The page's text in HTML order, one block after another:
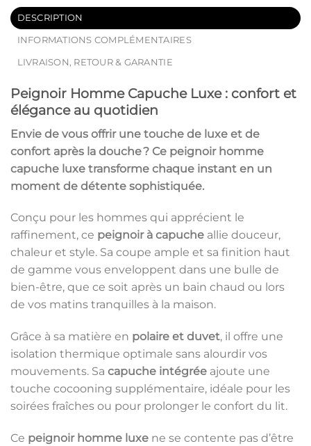
DESCRIPTION
INFORMATIONS COMPLÉMENTAIRES
LIVRAISON, RETOUR & GARANTIE
Peignoir Homme Capuche Luxe : confort et
élégance au quotidien
Envie de vous offrir une touche de luxe et de
confort après la douche ? Ce peignoir homme
capuche luxe transforme chaque instant en un
moment de détente sophistiquée.
Conçu pour les hommes qui apprécient le
raffinement, ce peignoir à capuche allie douceur,
chaleur et style. Sa coupe ample et sa finition haut
de gamme vous enveloppent dans une bulle de
bien-être, que ce soit après un bain chaud ou lors
de vos matins tranquilles à la maison.
Grâce à sa matière en polaire et duvet, il offre une
isolation thermique optimale sans alourdir vos
mouvements. Sa capuche intégrée ajoute une
touche cocooning supplémentaire, idéale pour les
soirées fraîches ou pour prolonger le confort du lit.
Ce peignoir homme luxe ne se contente pas d’être